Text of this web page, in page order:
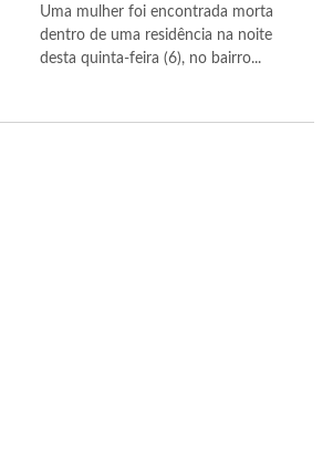
Uma mulher foi encontrada morta
dentro de uma residência na noite
desta quinta-feira (6), no bairro...